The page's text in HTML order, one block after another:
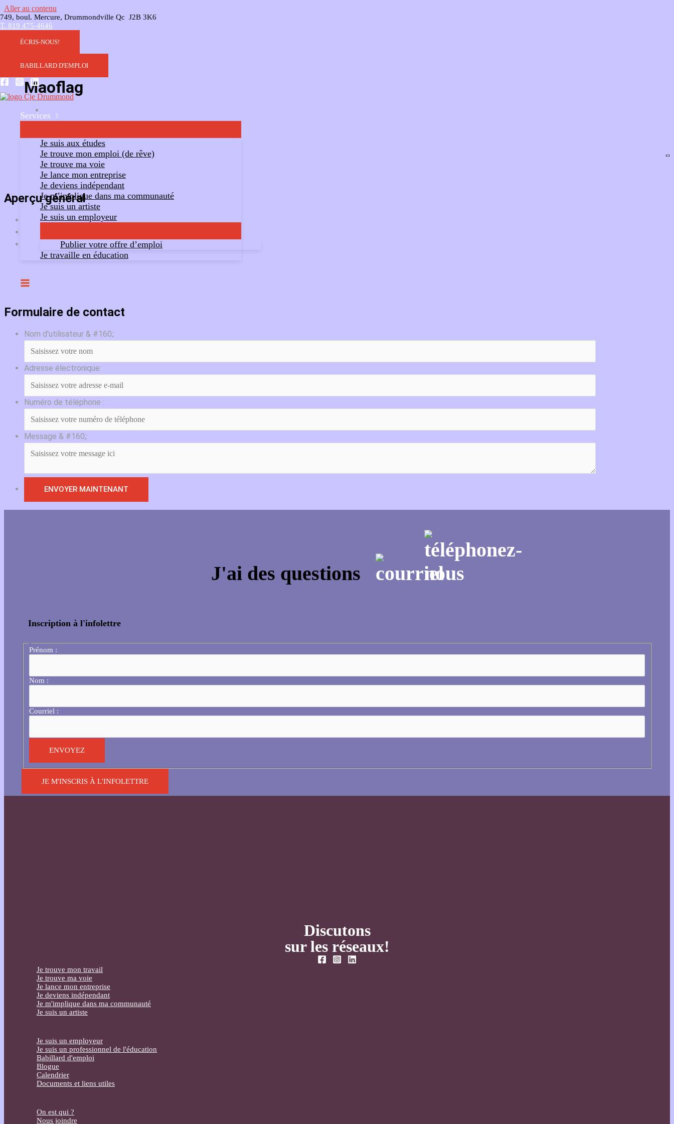
Aller au contenu
749, boul. Mercure, Drummondville Qc J2B 3K6
T. 819 475-4646
ÉCRIS-NOUS!
BABILLARD D'EMPLOI
Services
Je suis aux études
Je trouve mon emploi (de rêve)
Je trouve ma voie
Je lance mon entreprise
Je deviens indépendant
Je m’implique dans ma communauté
Je suis un artiste
Je suis un employeur
Publier votre offre d’emploi
Je travaille en éducation
Maoflag
Aperçu général
Formulaire de contact
Nom d'utilisateur & #160;:
Adresse électronique:
Numéro de téléphone :
Message & #160;:
J'ai des questions
Inscription à l'infolettre
Prénom :
Nom :
Courriel :
JE M'INSCRIS À L'INFOLETTRE
Discutons
sur les réseaux!
Je trouve mon travail
Je trouve ma voie
Je lance mon entreprise
Je deviens indépendant
Je m'implique dans ma communauté
Je suis un artiste
Je suis un employeur
Je suis un professionnel de l'éducation
Babillard d'emploi
Blogue
Calendrier
Documents et liens utiles
On est qui ?
Nous joindre